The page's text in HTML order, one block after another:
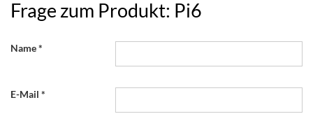
Frage zum Produkt: Pi6
Name
E-Mail